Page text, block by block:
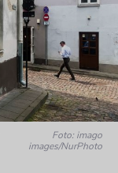
Foto: imago
images/NurPhoto